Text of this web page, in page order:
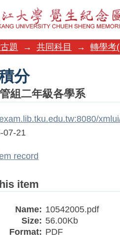
分
題
→ 共同科目 → 轉學考
分
組二年級各學系
07-21
record
item
Name: 10542005.pdf
Size: 56.00Kb
Format: PDF